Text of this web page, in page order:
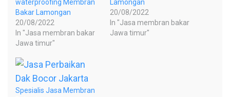
waterproofing Membran
Bakar Lamongan
20/08/2022
In "Jasa membran bakar
Jawa timur"
Lamongan
20/08/2022
In "Jasa membran bakar
Jawa timur"
Spesialis Jasa Membran